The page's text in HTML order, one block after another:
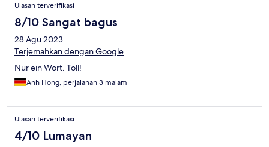
Ulasan terverifikasi
8/10 Sangat bagus
28 Agu 2023
Terjemahkan dengan Google
Nur ein Wort. Toll!
Anh Hong, perjalanan 3 malam
Ulasan terverifikasi
4/10 Lumayan